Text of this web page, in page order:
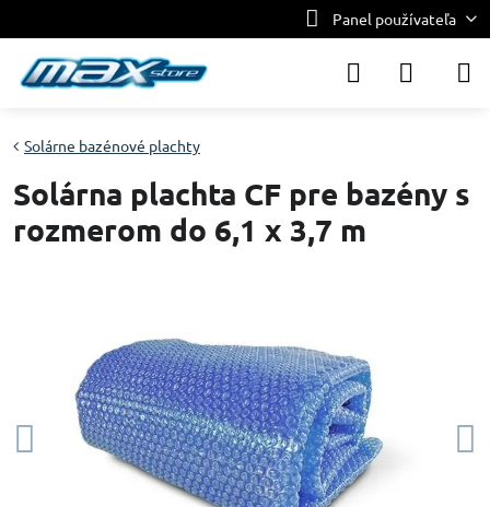
Panel používateľa
Solárne bazénové plachty
Solárna plachta CF pre bazény s
rozmerom do 6,1 x 3,7 m